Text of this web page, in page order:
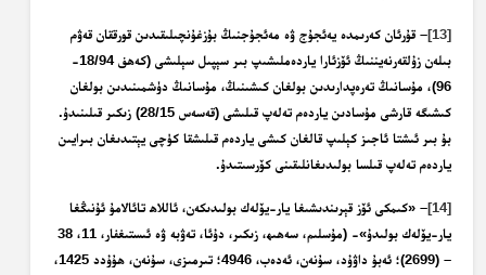
[13]– قۇرئان كەرىمدە يەئجۇج ۋە مەئجۇجنىڭ بۇزغۇنچىلىقىدىن قورققان قەۋم
بىلەن زۇلقەرنەيننىڭ ئۆزئارا ياردەملىشىپ بىر سېپىل سېلىشى (كەھف 18/94-
96)، مۇسانىڭ تەرەپدارىدىن بولغان كىشىنىڭ، مۇسانىڭ دۈشمىنىدىن بولغان
كىشىگە قارشى مۇسادىن ياردەم تەلەپ قىلىشى (قەسەس 28/15) زىكىر قىلىنىدۇ.
بۇ بىر ئىشتا ئاجىز كېلىپ قالغان كىشى ياردەم قىلىشقا كۈچى يېتىدىغان بىرايىن
ياردەم تەلەپ قىلسا بولىدىغانلىقىنى كۆرسىتىدۇ.
[14]– «كىمكى ئۆز قېرىندىشىغا يار-يۆلەك بولىدىكەن، ئاللاھ تائالامۇ ئۇنىڭغا
يار-يۆلەك بولىدۇ»- (مۇسلىم، سەھىھ، زىكىر، دۇئا، تەۋبە ۋە ئىستىغفار، 11، 38
– (2699)؛ ئەبۇ داۋۇد، سۇنەن، ئەدەب، 4946؛ تىرمىزى، سۇنەن، ھۇۇدد 1425،